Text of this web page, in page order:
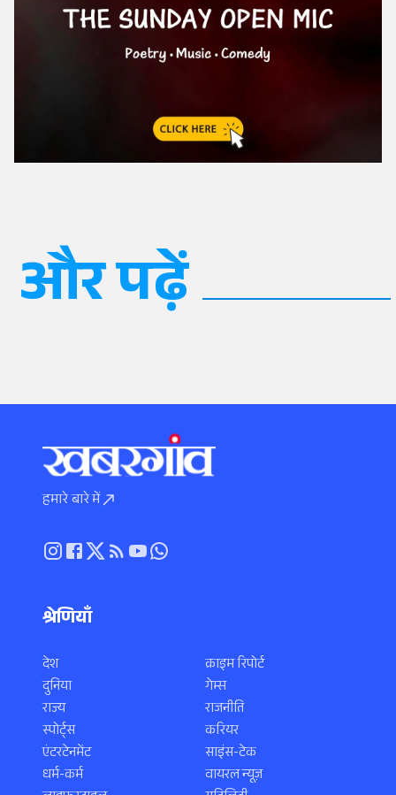
और पढ़ें
हमारे बारे में
श्रेणियाँ
देश
दुनिया
राज्य
स्पोर्ट्स
एंटरटेनमेंट
धर्म-कर्म
क्राइम रिपोर्ट
गेम्स
राजनीति
करियर
साइंस-टेक
वायरल न्यूज़